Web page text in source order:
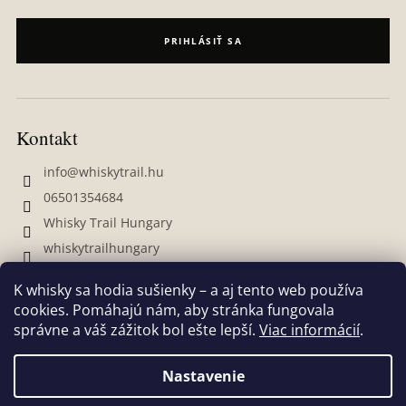
K whisky sa hodia sušienky – a aj tento web používa
cookies. Pomáhajú nám, aby stránka fungovala
správne a váš zážitok bol ešte lepší. Viac informácií.
Nastavenie
Ak sa chceš dozvedieť viac o našich produktoch, zľavách,
PRIHLÁSIŤ SA
Kontakt
info@whiskytrail.hu
06501354684
Whisky Trail Hungary
whiskytrailhungary
Vytvoril Shoptet